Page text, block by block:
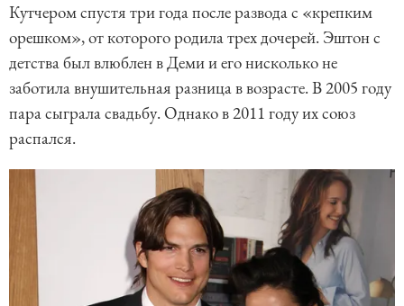
Кутчером спустя три года после развода с «крепким
орешком», от которого родила трех дочерей. Эштон с
детства был влюблен в Деми и его нисколько не
заботила внушительная разница в возрасте. В 2005 году
пара сыграла свадьбу. Однако в 2011 году их союз
распался.